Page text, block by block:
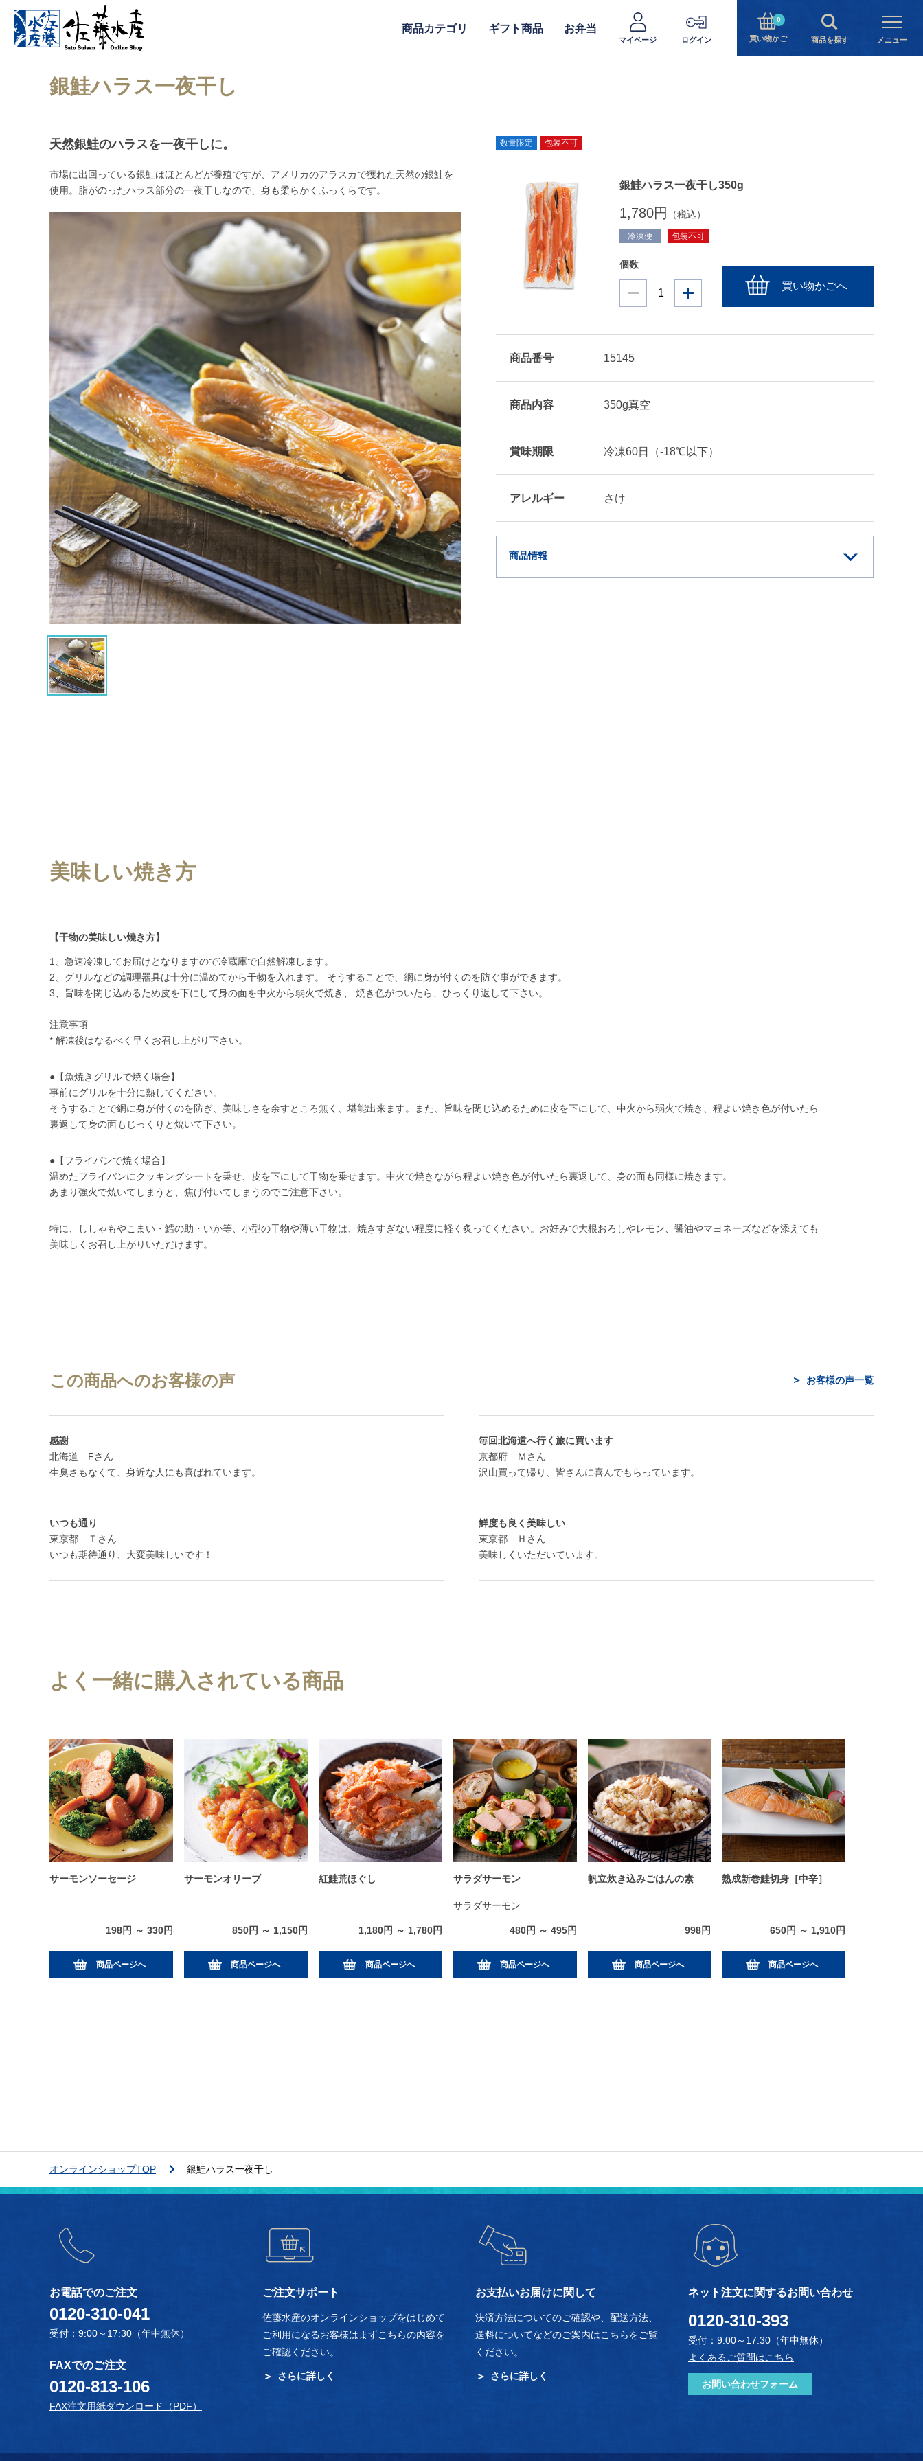
商品カテゴリ ギフト商品 お弁当
マイページ ログイン
0
買い物かご 商品を探す メニュー
銀鮭ハラス一夜干し
天然銀鮭のハラスを一夜干しに。
市場に出回っている銀鮭はほとんどが養殖ですが、アメリカのアラスカで獲れた天然の銀鮭を
使用。脂がのったハラス部分の一夜干しなので、身も柔らかくふっくらです。
数量限定 包装不可
銀鮭ハラス一夜干し350g
1,780円 （税込）
冷凍便 包装不可
個数
買い物かごへ
商品番号 15145
商品内容 350g真空
賞味期限 冷凍60日（-18℃以下）
アレルギー さけ
商品情報
美味しい焼き方
【干物の美味しい焼き方】
1、急速冷凍してお届けとなりますので冷蔵庫で自然解凍します。
2、グリルなどの調理器具は十分に温めてから干物を入れます。 そうすることで、網に身が付くのを防ぐ事ができます。
3、旨味を閉じ込めるため皮を下にして身の面を中火から弱火で焼き、 焼き色がついたら、ひっくり返して下さい。
注意事項
* 解凍後はなるべく早くお召し上がり下さい。
●【魚焼きグリルで焼く場合】
事前にグリルを十分に熱してください。
そうすることで網に身が付くのを防ぎ、美味しさを余すところ無く、堪能出来ます。また、旨味を閉じ込めるために皮を下にして、中火から弱火で焼き、程よい焼き色が付いたら
裏返して身の面もじっくりと焼いて下さい。
●【フライパンで焼く場合】
温めたフライパンにクッキングシートを乗せ、皮を下にして干物を乗せます。中火で焼きながら程よい焼き色が付いたら裏返して、身の面も同様に焼きます。
あまり強火で焼いてしまうと、焦げ付いてしまうのでご注意下さい。
特に、ししゃもやこまい・鱈の助・いか等、小型の干物や薄い干物は、焼きすぎない程度に軽く炙ってください。お好みで大根おろしやレモン、醤油やマヨネーズなどを添えても
美味しくお召し上がりいただけます。
この商品へのお客様の声 お客様の声一覧
感謝
北海道 Fさん
生臭さもなくて、身近な人にも喜ばれています。
毎回北海道へ行く旅に買います
京都府 Ｍさん
沢山買って帰り、皆さんに喜んでもらっています。
いつも通り
東京都 Ｔさん
いつも期待通り、大変美味しいです！
鮮度も良く美味しい
東京都 Ｈさん
美味しくいただいています。
よく一緒に購入されている商品
サーモンソーセージ
198円 ～ 330円
商品ページへ
サーモンオリーブ
850円 ～ 1,150円
商品ページへ
紅鮭荒ほぐし
1,180円 ～ 1,780円
商品ページへ
サラダサーモン
サラダサーモン
480円 ～ 495円
商品ページへ
帆立炊き込みごはんの素
998円
商品ページへ
熟成新巻鮭切身［中辛］
650円 ～ 1,910円
商品ページへ
オンラインショップTOP 銀鮭ハラス一夜干し
お電話でのご注文
0120-310-041
受付：9:00～17:30（年中無休）
FAXでのご注文
0120-813-106
FAX注文用紙ダウンロード（PDF）
ご注文サポート
佐藤水産のオンラインショップをはじめて
ご利用になるお客様はまずこちらの内容を
ご確認ください。
さらに詳しく
お支払いお届けに関して
決済方法についてのご確認や、配送方法、
送料についてなどのご案内はこちらをご覧
ください。
さらに詳しく
ネット注文に関するお問い合わせ
0120-310-393
受付：9:00～17:30（年中無休）
よくあるご質問はこちら
お問い合わせフォーム